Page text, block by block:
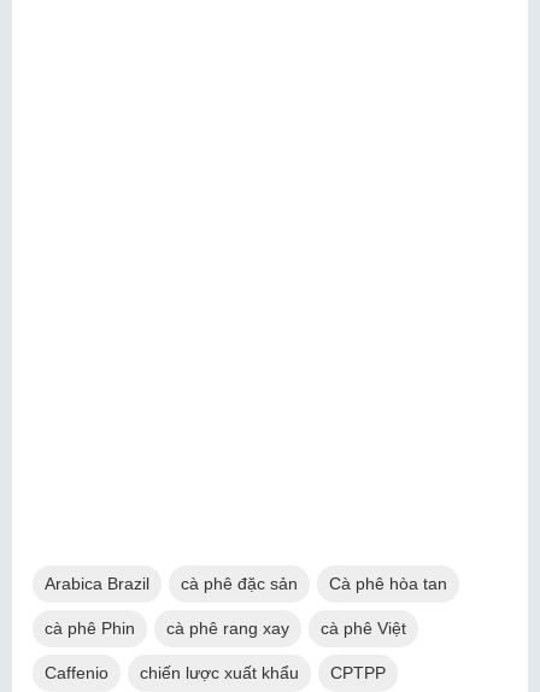
Arabica Brazil cà phê đặc sản Cà phê hòa tan
cà phê Phin cà phê rang xay cà phê Việt
Caffenio chiến lược xuất khẩu CPTPP